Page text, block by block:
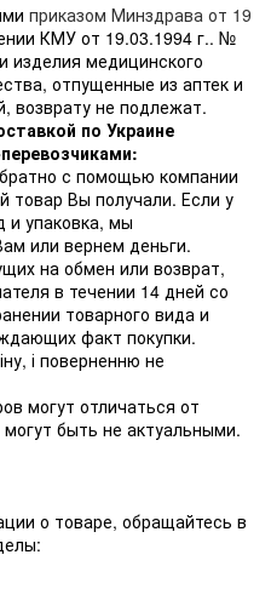
приказом Минздрава от 19
КМУ от 19.03.1994 г.. №
изделия медицинского
отпущенные из аптек и
возврату не подлежат.
по Украине
с помощью компании
товар Вы получали. Если у
и упаковка, мы
или вернем деньги.
на обмен или возврат,
в течении 14 дней со
товарного вида и
факт покупки.
і поверненню не
могут отличаться от
быть не актуальными.
о товаре, обращайтесь в